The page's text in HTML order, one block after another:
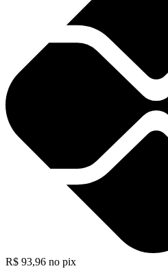
R$ 93,96 no pix